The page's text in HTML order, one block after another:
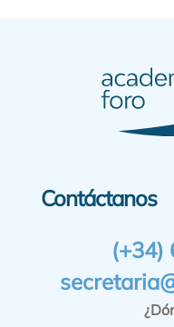
Contáctanos
(+34)